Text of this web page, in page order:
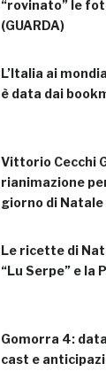
“rovinato” le
(GUARDA)
L’Italia ai
è data dai
Vittorio Cecchi
rianimazione
giorno di Natale
Le ricette di
“Lu Serpe” e la
Gomorra 4:
cast e